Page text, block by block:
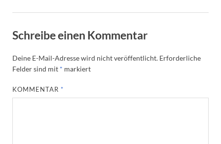
Schreibe einen Kommentar
Deine E-Mail-Adresse wird nicht veröffentlicht. Erforderliche
Felder sind mit * markiert
KOMMENTAR *